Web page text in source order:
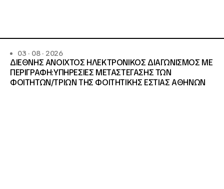
03 · 08 · 2026
ΔΙΕΘΝΗΣ ΑΝΟΙΧΤΟΣ ΗΛΕΚΤΡΟΝΙΚΟΣ ΔΙΑΓΩΝΙΣΜΟΣ ΜΕ
ΠΕΡΙΓΡΑΦΗ:ΥΠΗΡΕΣΙΕΣ METAΣΤΕΓΑΣΗΣ ΤΩΝ
ΦΟΙΤΗΤΩΝ/ΤΡΙΩΝ ΤΗΣ ΦΟΙΤΗΤΙΚΗΣ ΕΣΤΙΑΣ ΑΘΗΝΩΝ